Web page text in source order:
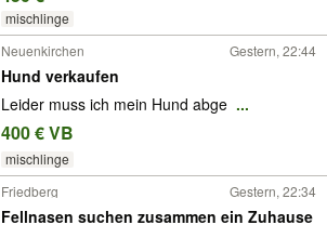
mischlinge
Neuenkirchen Gestern, 22:44
Hund verkaufen
Leider muss ich mein Hund abge ...
400 € VB
mischlinge
Friedberg
Gestern, 22:34
Fellnasen suchen zusammen ein Zuhause